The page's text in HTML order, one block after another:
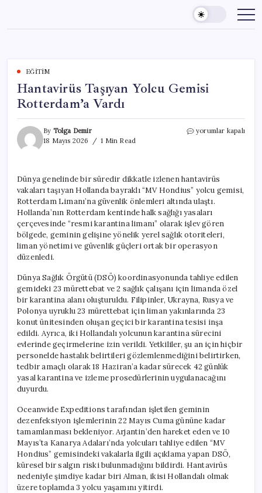
content
EĞITIM
Hantavirüs Taşıyan Yolcu Gemisi
Rotterdam’a Vardı
By Tolga Demir
18 Mayıs 2026
1 Min Read
Hantavirüs
Vardı
için
yorumlar kapalı
Dünya genelinde bir süredir dikkatle izlenen hantavirüs
vakaları taşıyan Hollanda bayraklı “MV Hondius” yolcu gemisi,
Rotterdam Limanı’na güvenlik önlemleri altında ulaştı.
Hollanda’nın Rotterdam kentinde halk sağlığı yasaları
çerçevesinde “resmi karantina limanı” olarak işlev gören
bölgede, geminin gelişine yönelik yerel sağlık otoriteleri,
liman yönetimi ve güvenlik güçleri ortak bir operasyon
düzenledi.
Dünya Sağlık Örgütü (DSÖ) koordinasyonunda tahliye edilen
gemideki 23 mürettebat ve 2 sağlık çalışanı için limanda özel
bir karantina alanı oluşturuldu. Filipinler, Ukrayna, Rusya ve
Polonya uyruklu 23 mürettebat için liman yakınlarında 23
konut ünitesinden oluşan geçici bir karantina tesisi inşa
edildi. Ayrıca, iki Hollandalı yolcunun karantina sürecini
evlerinde geçirmelerine izin verildi. Yetkililer, şu an için hiçbir
personelde hastalık belirtileri gözlemlenmediğini belirtirken,
tedbir amaçlı olarak 18 Haziran’a kadar sürecek 42 günlük
yasal karantina ve izleme prosedürlerinin uygulanacağını
duyurdu.
Oceanwide Expeditions tarafından işletilen geminin
dezenfeksiyon işlemlerinin 22 Mayıs Cuma gününe kadar
tamamlanması bekleniyor. Arjantin’den hareket eden ve 10
Mayıs’ta Kanarya Adaları’nda yolcuları tahliye edilen “MV
Hondius” gemisindeki vakalarla ilgili açıklama yapan DSÖ,
küresel bir salgın riski bulunmadığını bildirdi. Hantavirüs
nedeniyle şimdiye kadar biri Alman, ikisi Hollandalı olmak
üzere toplamda 3 yolcu yaşamını yitirdi.